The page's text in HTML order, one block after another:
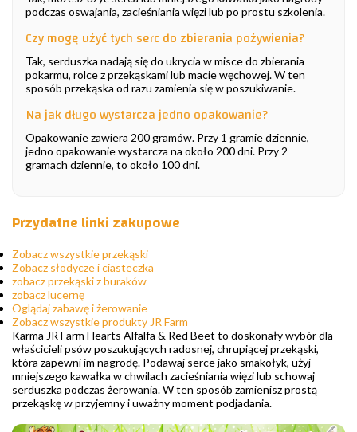
podczas oswajania, zacieśniania więzi lub po prostu szkolenia.
Czy mogę użyć tych serc do zbierania pożywienia?
Tak, serduszka nadają się do ukrycia w misce do zbierania
pokarmu, rolce z przekąskami lub macie węchowej. W ten
sposób przekąska od razu zamienia się w poszukiwanie.
Na jak długo wystarcza jedno opakowanie?
Opakowanie zawiera 200 gramów. Przy 1 gramie dziennie,
jedno opakowanie wystarcza na około 200 dni. Przy 2
gramach dziennie, to około 100 dni.
Przydatne linki zakupowe
Zobacz wszystkie przekąski
Zobacz słodycze i ciasteczka
zobacz przekąski z buraków
zobacz lucernę
Oglądaj zabawę i żerowanie
Zobacz wszystkie produkty JR Farm
Karma JR Farm Hearts Alfalfa & Red Beet to doskonały wybór dla
właścicieli psów poszukujących radosnej, chrupiącej przekąski,
która zapewni im nagrodę. Podawaj serce jako smakołyk, użyj
mniejszego kawałka w chwilach zacieśniania więzi lub schowaj
serduszka podczas żerowania. W ten sposób zamienisz prostą
przekąskę w przyjemny i uważny moment podjadania.